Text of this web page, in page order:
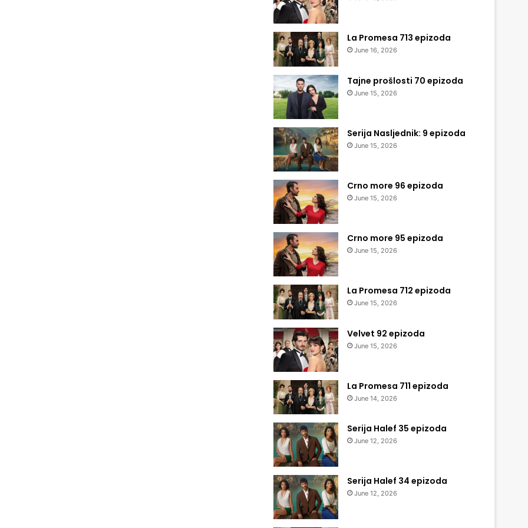
La Promesa 713 epizoda
June 16, 2026
Tajne prošlosti 70 epizoda
June 15, 2026
Serija Nasljednik: 9 epizoda
June 15, 2026
Crno more 96 epizoda
June 15, 2026
Crno more 95 epizoda
June 15, 2026
La Promesa 712 epizoda
June 15, 2026
Velvet 92 epizoda
June 15, 2026
La Promesa 711 epizoda
June 14, 2026
Serija Halef 35 epizoda
June 12, 2026
Serija Halef 34 epizoda
June 12, 2026